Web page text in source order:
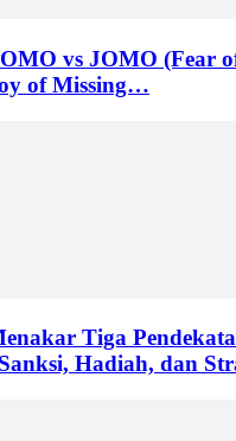
vs JOMO (Fear
of Missing…
Tiga
Hadiah, dan